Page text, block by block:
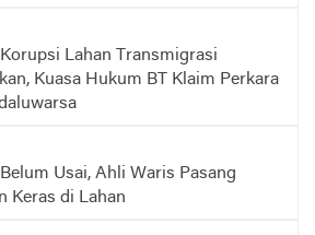
Lahan Transmigrasi
Kuasa Hukum BT Klaim Perkara
Usai, Ahli Waris Pasang
Keras di Lahan